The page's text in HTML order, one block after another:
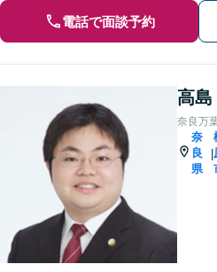
電話で面談予約
高島
奈良万
奈
良
県
|